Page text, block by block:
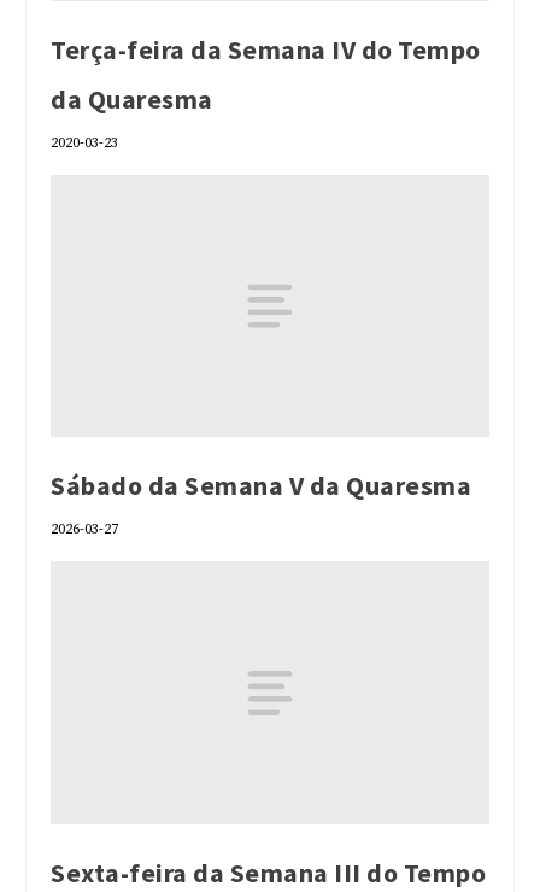
Terça-feira da Semana IV do Tempo
da Quaresma
2020-03-23
Sábado da Semana V da Quaresma
2026-03-27
Sexta-feira da Semana III do Tempo